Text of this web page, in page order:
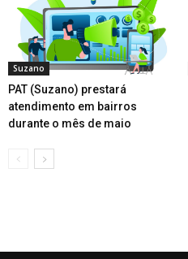
Suzano
PAT (Suzano) prestará
atendimento em bairros
durante o mês de maio